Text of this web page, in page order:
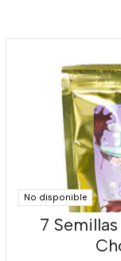
No disponible
7